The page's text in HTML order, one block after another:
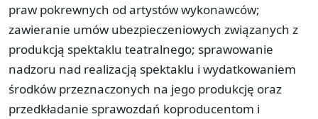
praw pokrewnych od artystów wykonawców;
zawieranie umów ubezpieczeniowych związanych z
produkcją spektaklu teatralnego; sprawowanie
nadzoru nad realizacją spektaklu i wydatkowaniem
środków przeznaczonych na jego produkcję oraz
przedkładanie sprawozdań koproducentom i